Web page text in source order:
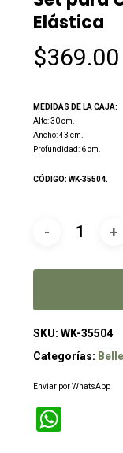
Elástica
$369.00
MEDIDAS DE LA CAJA:
Alto: 30 cm.
Ancho: 43 cm.
Profundidad: 6 cm.
CÓDIGO: WK-35504.
SKU: WK-35504
Categorías:
Enviar por WhatsApp